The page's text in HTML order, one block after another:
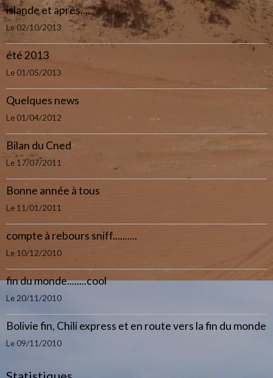
islande et après....
Le 02/10/2013
été 2013
Le 01/05/2013
Quelques news
Le 01/04/2012
Bilan du Cned
Le 17/07/2011
Bonne année à tous
Le 11/01/2011
compte à rebours sniff..........
Le 10/12/2010
fin du monde........cool
Le 20/11/2010
Bolivie fin, Chili express et en route vers la fin du monde
Le 09/11/2010